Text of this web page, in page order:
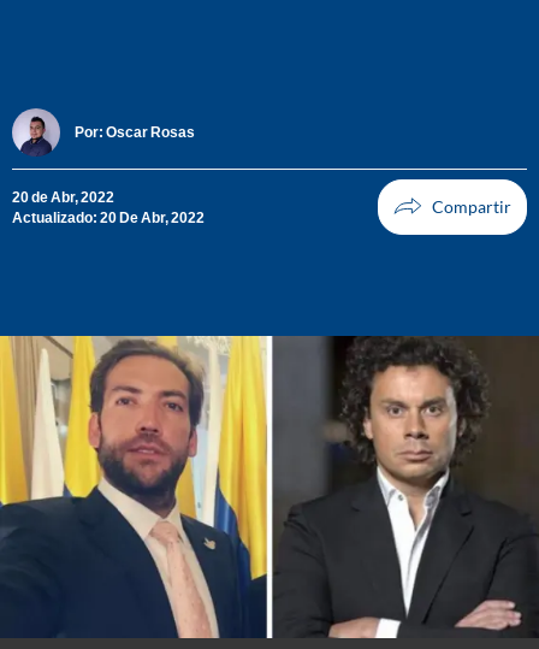
Por: Oscar Rosas
20 de Abr, 2022
Actualizado: 20 De Abr, 2022